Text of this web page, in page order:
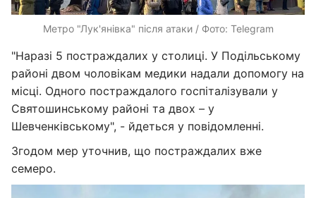
Метро "Лук'янівка" після атаки / Фото: Telegram
"Наразі 5 постраждалих у столиці. У Подільському
районі двом чоловікам медики надали допомогу на
місці. Одного постраждалого госпіталізували у
Святошинському районі та двох – у
Шевченківському", - йдеться у повідомленні.
Згодом мер уточнив, що постраждалих вже
семеро.